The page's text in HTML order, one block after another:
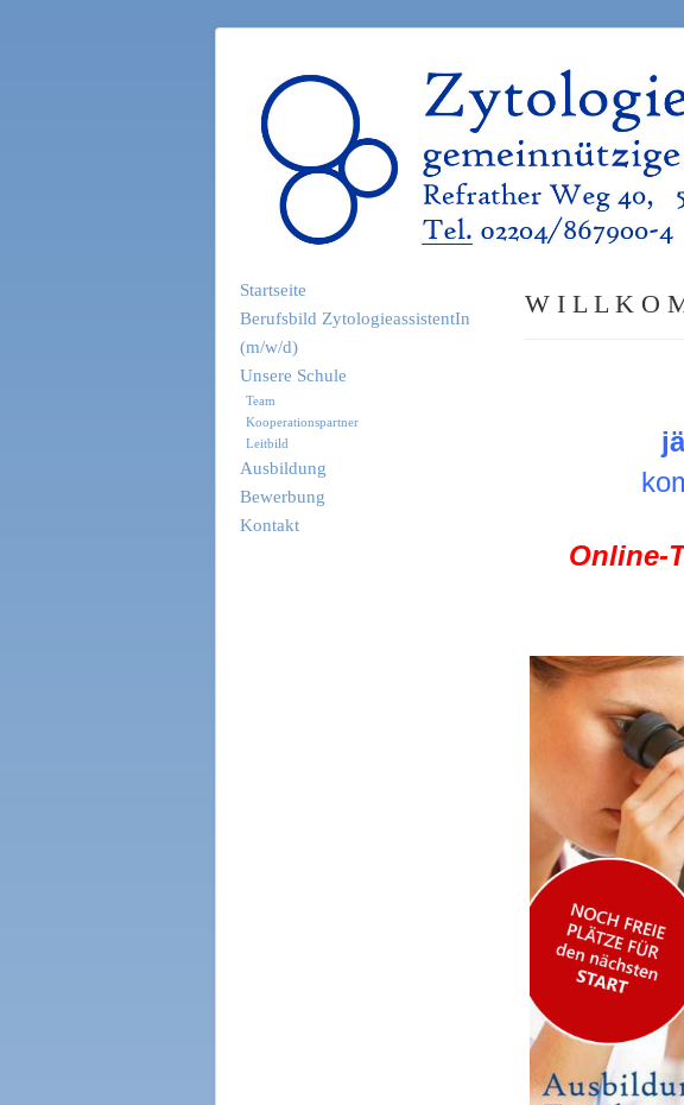
Startseite
Berufsbild ZytologieassistentIn
(m/w/d)
Unsere Schule
Team
Kooperationspartner
Leitbild
Ausbildung
Bewerbung
Kontakt
W I L L K O
Online-